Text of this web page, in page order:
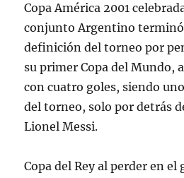
Copa América 2001
conjunto Argentino
definición del torneo por
su primer Copa del Mundo,
con cuatro goles, siendo
del torneo, solo por detrás
Lionel Messi.
Copa del Rey al perder en